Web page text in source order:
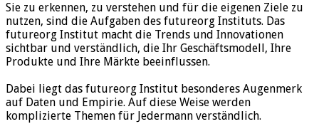
Sie zu erkennen, zu verstehen und für die eigenen Ziele zu
nutzen, sind die Aufgaben des futureorg Instituts. Das
futureorg Institut macht die Trends und Innovationen
sichtbar und verständlich, die Ihr Geschäftsmodell, Ihre
Produkte und Ihre Märkte beeinflussen.
Dabei liegt das futureorg Institut besonderes Augenmerk
auf Daten und Empirie. Auf diese Weise werden
komplizierte Themen für Jedermann verständlich.